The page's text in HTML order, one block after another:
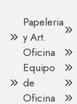
Papeleria
y Art.
Oficina
Equipo
de
Oficina